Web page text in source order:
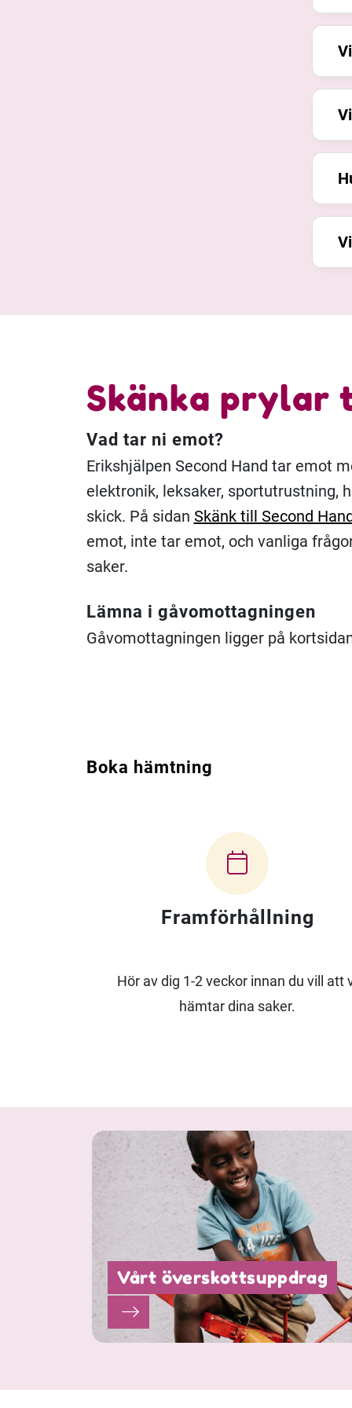
Skänka prylar
Vad tar ni emot?
Erikshjälpen Second Hand tar emot
elektronik, leksaker, sportutrustning,
skick. På sidan Skänk till Second
emot, inte tar emot, och vanliga
saker.
Lämna i gåvomottagningen
Gåvomottagningen ligger på
Boka hämtning
Framförhållning
Hör av dig 1-2 veckor innan du vill att
hämtar dina saker.
Vårt överskottsuppdrag